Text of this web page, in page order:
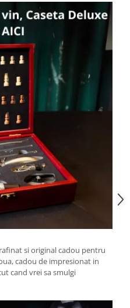
si original cadou pentru
cadou de impresionat in
cand vrei sa smulgi